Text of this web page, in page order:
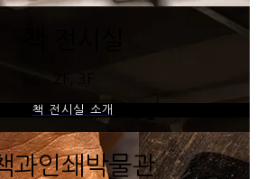
책 전시실 소개
과인쇄박물관